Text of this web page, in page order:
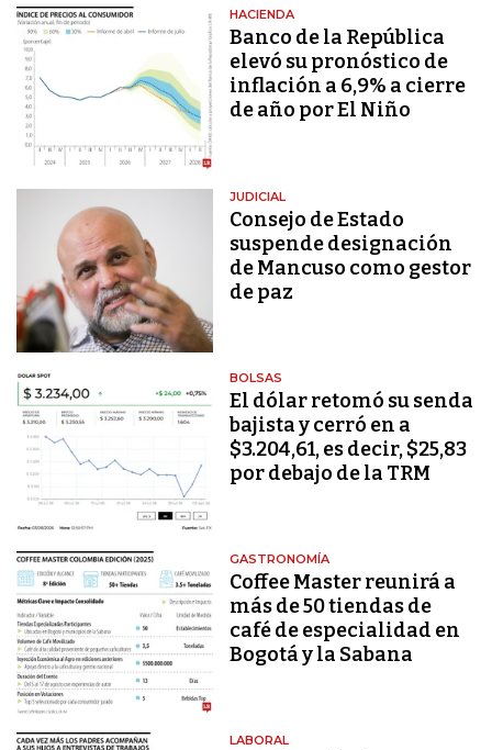
HACIENDA
Banco de la República
elevó su pronóstico de
inflación a 6,9% a cierre
de año por El Niño
JUDICIAL
Consejo de Estado
suspende designación
de Mancuso como gestor
de paz
BOLSAS
El dólar retomó su senda
bajista y cerró en a
$3.204,61, es decir, $25,83
por debajo de la TRM
GASTRONOMÍA
Coffee Master reunirá a
más de 50 tiendas de
café de especialidad en
Bogotá y la Sabana
LABORAL